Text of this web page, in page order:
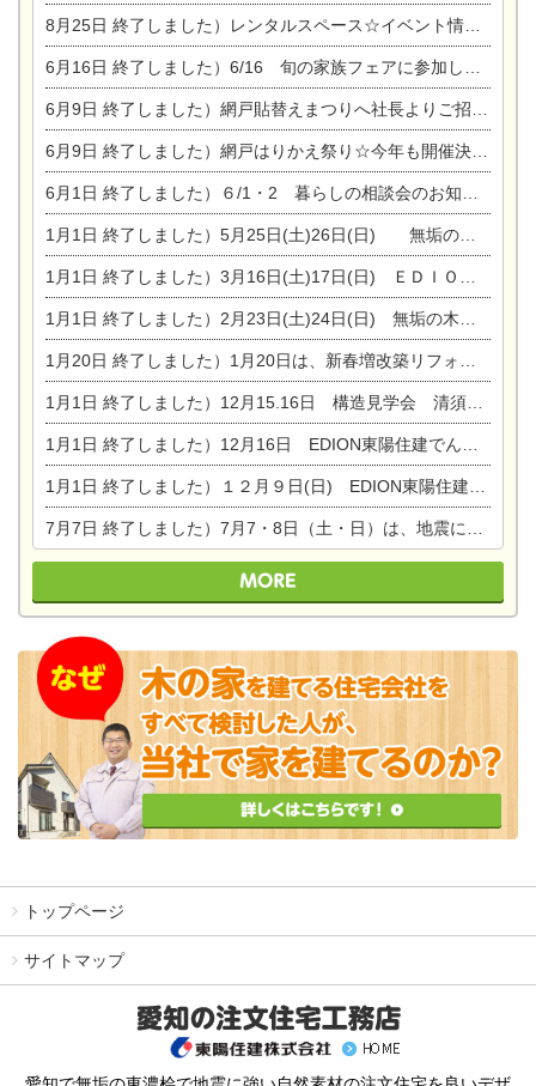
8月25日 終了しました）レンタルスペース☆イベント情報☆チャイルドアロマセラピスト
6月16日 終了しました）6/16 旬の家族フェアに参加します☆
6月9日 終了しました）網戸貼替えまつりへ社長よりご招待です♪
6月9日 終了しました）網戸はりかえ祭り☆今年も開催決定！
6月1日 終了しました）６/1・2 暮らしの相談会のお知らせ
1月1日 終了しました）5月25日(土)26日(日) 無垢の木の家体感見学会開催☆
1月1日 終了しました）3月16日(土)17日(日) ＥＤＩＯＮ東陽住建でんき館 総決算まつり
1月1日 終了しました）2月23日(土)24日(日) 無垢の木の家 完成見学会
1月20日 終了しました）1月20日は、新春増改築リフォームまつり＆家の修理祭り＆家電まつりです。
1月1日 終了しました）12月15.16日 構造見学会 清須市西枇杷島町弁天
1月1日 終了しました）12月16日 EDION東陽住建でんき OPEN第二弾イベント！！
1月1日 終了しました）１２月９日(日) EDION東陽住建でんき館プレＯＰＥＮ！＆家の修理まつり
7月7日 終了しました）7月7・8日（土・日）は、地震に強くて安心！暮らしを楽しむ東濃ひのきの平屋の家体験見学会を開催します。ぜひお越しください。
トップページ
サイトマップ